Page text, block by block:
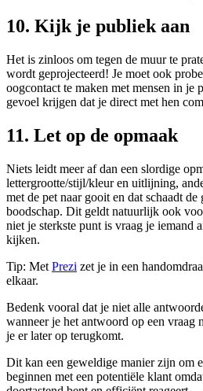
10. Kijk je publiek aan
Het is zinloos om tegen de muur te
wordt geprojecteerd! Je moet ook
oogcontact te maken met mensen in je
gevoel krijgen dat je direct met hen
11. Let op de opmaak
Niets leidt meer af dan een slordige
lettergrootte/stijl/kleur en uitlijning,
met de pet naar gooit en dat schaadt
boodschap. Dit geldt natuurlijk ook
niet je sterkste punt is vraag je iemand
kijken.
Tip: Met Prezi zet je in een
elkaar.
Bedenk vooral dat je niet alle
wanneer je het antwoord op een vraag
je er later op terugkomt.
Dit kan een geweldige manier zijn om
beginnen met een potentiële klant